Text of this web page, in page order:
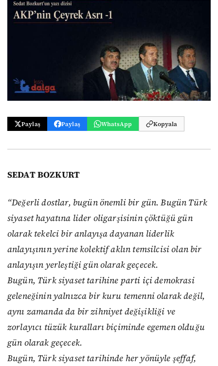
Paylaş Paylaş WhatsApp Kopyala
SEDAT BOZKURT
“Değerli dostlar, bugün önemli bir gün. Bugün Türk
siyaset hayatına lider oligarşisinin çöktüğü gün
olarak tekelci bir anlayışa dayanan liderlik
anlayışının yerine kolektif aklın temsilcisi olan bir
anlayışın yerleştiği gün olarak geçecek.
Bugün, Türk siyaset tarihine parti içi demokrasi
geleneğinin yalnızca bir kuru temenni olarak değil,
aynı zamanda da bir zihniyet değişikliği ve
zorlayıcı tüzük kuralları biçiminde egemen olduğu
gün olarak geçecek.
Bugün, Türk siyaset tarihinde her yönüyle şeffaf,